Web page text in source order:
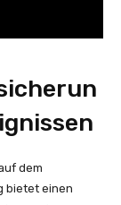
dem
bietet einen